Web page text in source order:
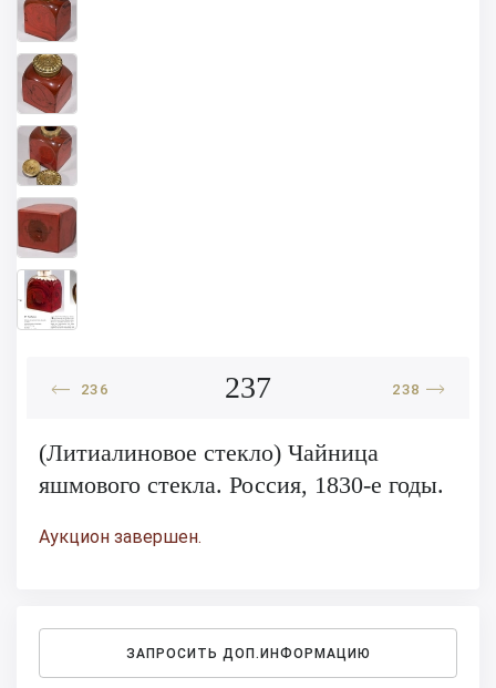
236 237 238
(Литиалиновое стекло) Чайница
яшмового стекла. Россия, 1830-е годы.
Аукцион завершен.
ЗАПРОСИТЬ ДОП.ИНФОРМАЦИЮ